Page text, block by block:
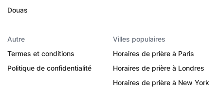
Douas
Autre
Termes et conditions
Politique de confidentialité
Villes populaires
Horaires de prière à Paris
Horaires de prière à Londres
Horaires de prière à New York